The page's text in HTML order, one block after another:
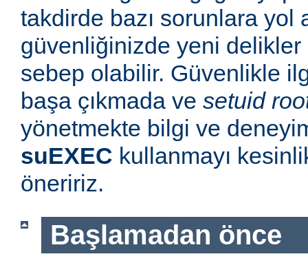
takdirde bazı sorunlara yol
güvenliğinizde yeni delikler
sebep olabilir. Güvenlikle
başa çıkmada ve setuid
yönetmekte bilgi ve
suEXEC kullanmayı
öneririz.
Başlamadan önce